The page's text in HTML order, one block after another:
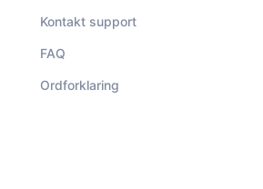
Kontakt support
FAQ
Ordforklaring